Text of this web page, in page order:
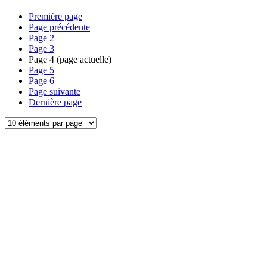
Première page
Page précédente
Page 2
Page 3
Page 4 (page actuelle)
Page 5
Page 6
Page suivante
Dernière page